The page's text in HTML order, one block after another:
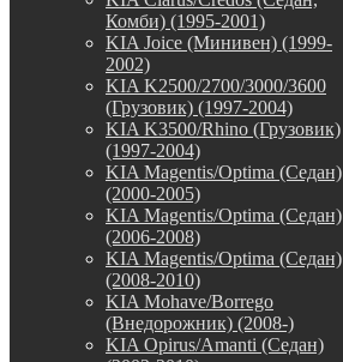
Комби) (1995-2001)
KIA Joice (Минивен) (1999-
2002)
KIA K2500/2700/3000/3600
(Грузовик) (1997-2004)
KIA K3500/Rhino (Грузовик)
(1997-2004)
KIA Magentis/Optima (Седан)
(2000-2005)
KIA Magentis/Optima (Седан)
(2006-2008)
KIA Magentis/Optima (Седан)
(2008-2010)
KIA Mohave/Borrego
(Внедорожник) (2008-)
KIA Opirus/Amanti (Седан)